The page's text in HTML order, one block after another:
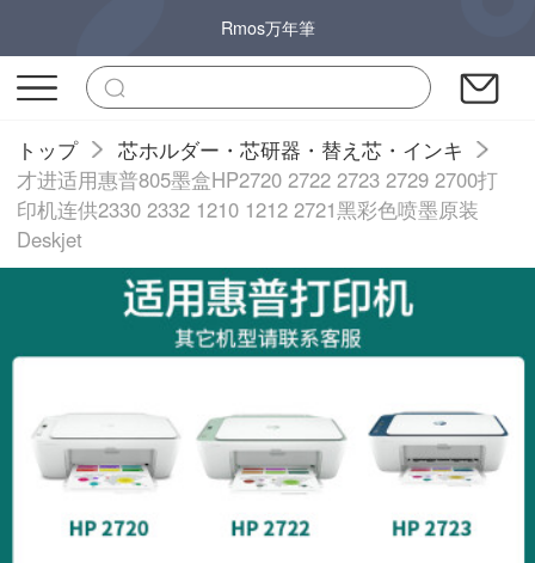
Rmos万年筆
トップ
芯ホルダー・芯研器・替え芯・インキ
才进适用惠普805墨盒HP2720 2722 2723 2729 2700打
印机连供2330 2332 1210 1212 2721黑彩色喷墨原装
Deskjet